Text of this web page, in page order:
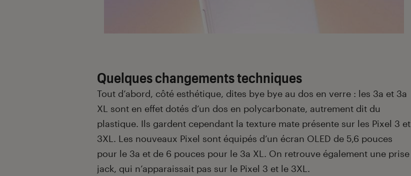
Quelques changements techniques
Tout d’abord, côté esthétique, dites bye bye au dos en verre : les 3a et 3a
XL sont en effet dotés d’un dos en polycarbonate, autrement dit du
plastique. Ils gardent cependant la texture mate présente sur les Pixel 3 et
3XL. Les nouveaux Pixel sont équipés d’un écran OLED de 5,6 pouces
pour le 3a et de 6 pouces pour le 3a XL. On retrouve également une prise
jack, qui n’apparaissait pas sur le Pixel 3 et le 3XL.